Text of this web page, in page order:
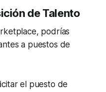
de Talento
podrías
a puestos de
el puesto de